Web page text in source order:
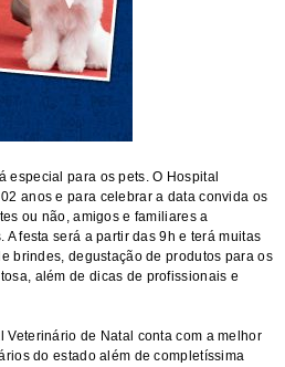
especial para os pets. O Hospital
anos e para celebrar a data convida os
ou não, amigos e familiares a
festa será a partir das 9h e terá muitas
brindes, degustação de produtos para os
além de dicas de profissionais e
Veterinário de Natal conta com a melhor
do estado além de completíssima